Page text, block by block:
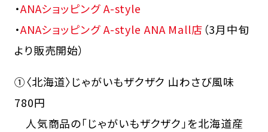
・ANAショッピング A-style
・ANAショッピング A-style ANA Mall店（3月中旬
より販売開始）
①〈北海道〉じゃがいもザクザク 山わさび風味
780円
人気商品の「じゃがいもザクザク」を北海道産